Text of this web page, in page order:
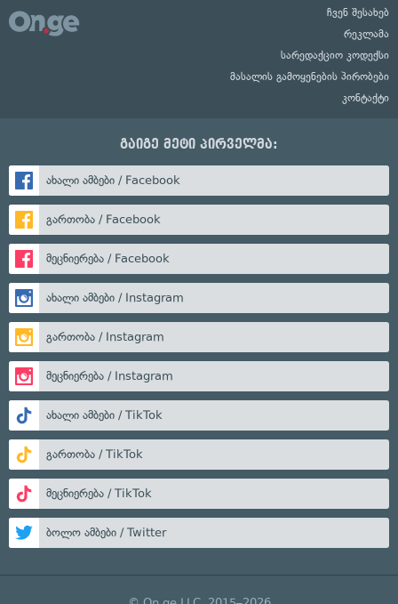
ჩვენ შესახებ
რეკლამა
სარედაქციო კოდექსი
მასალის გამოყენების პირობები
კონტაქტი
გაიგე მეტი პირველმა:
ახალი ამბები / Facebook
გართობა / Facebook
მეცნიერება / Facebook
ახალი ამბები / Instagram
გართობა / Instagram
მეცნიერება / Instagram
ახალი ამბები / TikTok
გართობა / TikTok
მეცნიერება / TikTok
ბოლო ამბები / Twitter